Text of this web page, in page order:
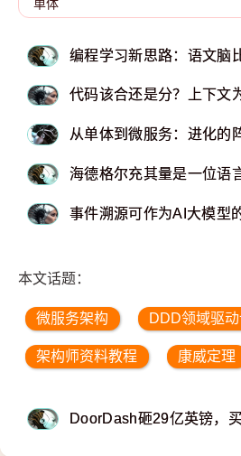
编程学习新思路：语文脑
代码该合还是分？上下文
从单体到微服务：进化的
海德格尔充其量是一位语
事件溯源可作为AI大模型
本文话题：
微服务架构 DDD领域驱
架构师资料教程 康威定理
DoorDash砸29亿英镑，